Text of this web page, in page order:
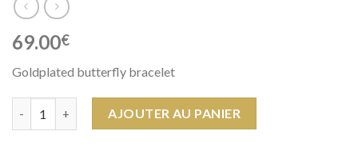
69.00€
Goldplated butterfly bracelet
AJOUTER AU PANIER